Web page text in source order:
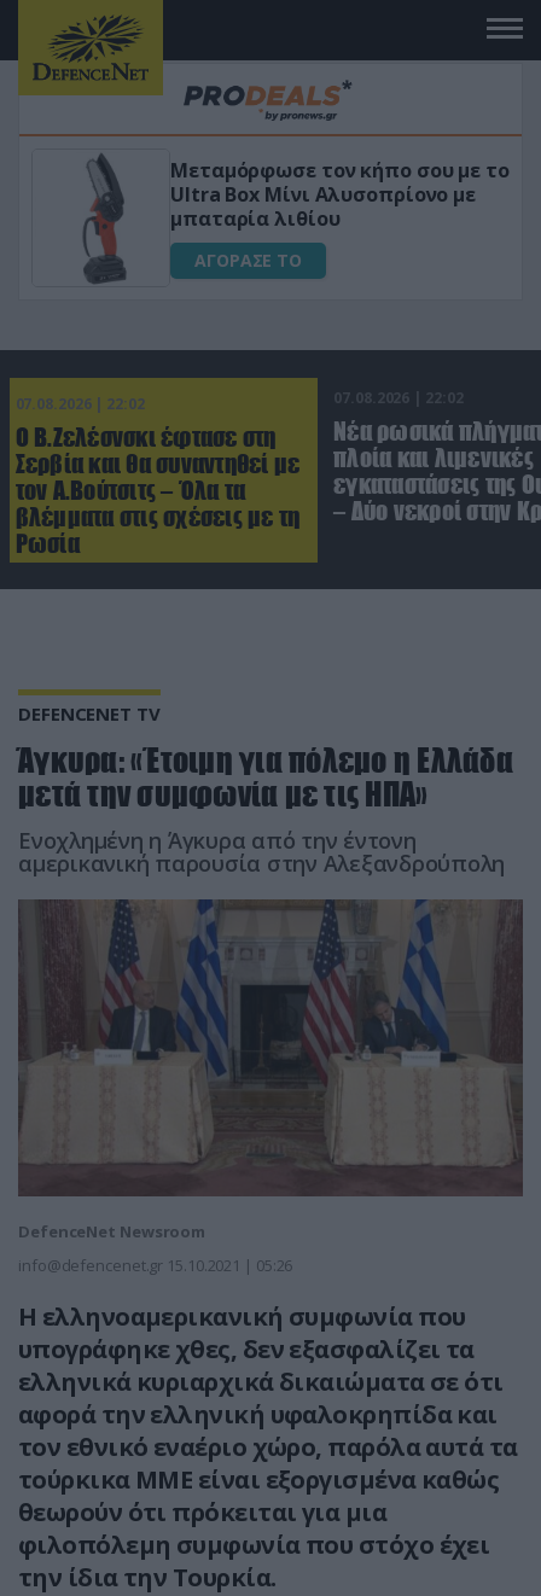
Μεταμόρφωσε τον κήπο σου με το
Ultra Box Μίνι Αλυσοπρίονο με
μπαταρία λιθίου
ΑΓΟΡΑΣΕ ΤΟ
07.08.2026 | 22:02
Ο Β.Ζελέσνσκι έφτασε στη
Σερβία και θα συναντηθεί με
τον Α.Βούτσιτς – Όλα τα
βλέμματα στις σχέσεις με τη
Ρωσία
07.08.2026 | 22:02
Νέα ρωσικά
πλοία και λιμενικές
εγκαταστάσεις της
– Δύο νεκροί στην
DEFENCENET TV
Άγκυρα: «Έτοιμη για πόλεμο η Ελλάδα
μετά την συμφωνία με τις ΗΠΑ»
Ενοχλημένη η Άγκυρα από την έντονη
αμερικανική παρουσία στην Αλεξανδρούπολη
DefenceNet Newsroom
info@defencenet.gr 15.10.2021 | 05:26
Η ελληνοαμερικανική συμφωνία που
υπογράφηκε χθες, δεν εξασφαλίζει τα
ελληνικά κυριαρχικά δικαιώματα σε ότι
αφορά την ελληνική υφαλοκρηπίδα και
τον εθνικό εναέριο χώρο, παρόλα αυτά τα
τούρκικα ΜΜΕ είναι εξοργισμένα καθώς
θεωρούν ότι πρόκειται για μια
φιλοπόλεμη συμφωνία που στόχο έχει
την ίδια την Τουρκία.